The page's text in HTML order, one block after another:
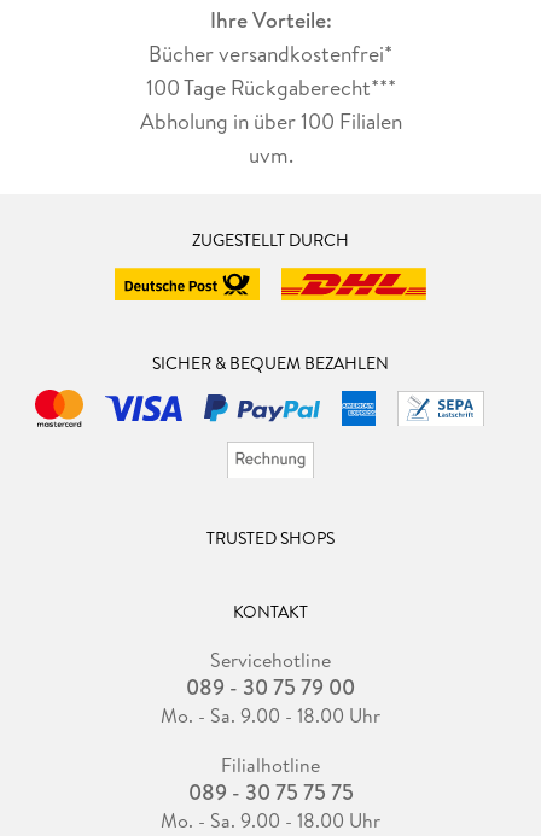
Ihre Vorteile:
Bücher versandkostenfrei*
100 Tage Rückgaberecht***
Abholung in über 100 Filialen
uvm.
ZUGESTELLT DURCH
SICHER & BEQUEM BEZAHLEN
TRUSTED SHOPS
KONTAKT
Servicehotline
089 - 30 75 79 00
Mo. - Sa. 9.00 - 18.00 Uhr
Filialhotline
089 - 30 75 75 75
Mo. - Sa. 9.00 - 18.00 Uhr